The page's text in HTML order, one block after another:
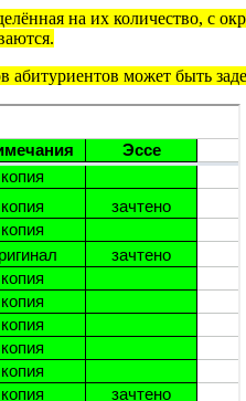
на их количество, с
может быть